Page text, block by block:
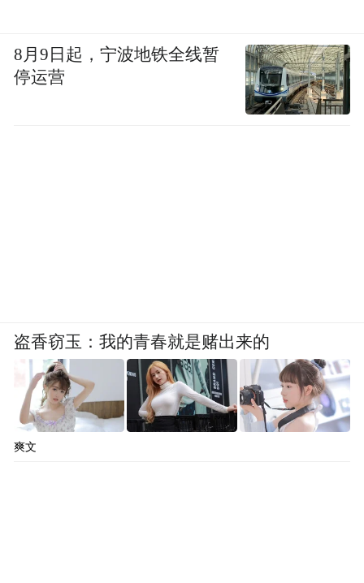
8月9日起，宁波地铁全线暂
停运营
盗香窃玉：我的青春就是赌出来的
爽文